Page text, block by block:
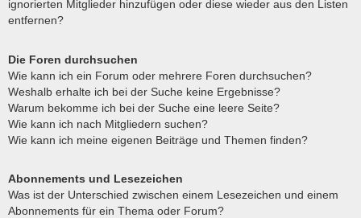
ignorierten Mitglieder hinzufügen oder diese wieder aus den Listen
entfernen?
Die Foren durchsuchen
Wie kann ich ein Forum oder mehrere Foren durchsuchen?
Weshalb erhalte ich bei der Suche keine Ergebnisse?
Warum bekomme ich bei der Suche eine leere Seite?
Wie kann ich nach Mitgliedern suchen?
Wie kann ich meine eigenen Beiträge und Themen finden?
Abonnements und Lesezeichen
Was ist der Unterschied zwischen einem Lesezeichen und einem
Abonnements für ein Thema oder Forum?